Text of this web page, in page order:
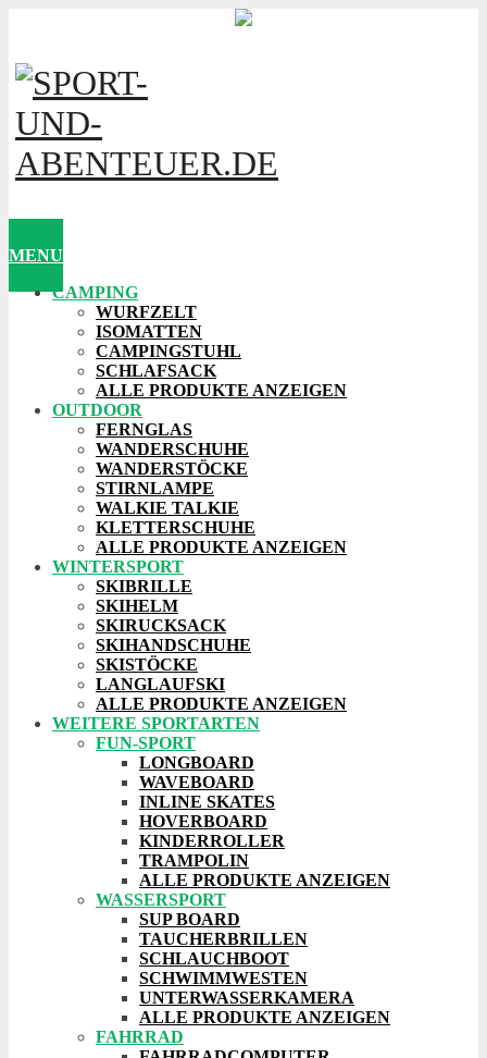
MENU
CAMPING
WURFZELT
ISOMATTEN
CAMPINGSTUHL
SCHLAFSACK
ALLE PRODUKTE ANZEIGEN
OUTDOOR
FERNGLAS
WANDERSCHUHE
WANDERSTÖCKE
STIRNLAMPE
WALKIE TALKIE
KLETTERSCHUHE
ALLE PRODUKTE ANZEIGEN
WINTERSPORT
SKIBRILLE
SKIHELM
SKIRUCKSACK
SKIHANDSCHUHE
SKISTÖCKE
LANGLAUFSKI
ALLE PRODUKTE ANZEIGEN
WEITERE SPORTARTEN
FUN-SPORT
LONGBOARD
WAVEBOARD
INLINE SKATES
HOVERBOARD
KINDERROLLER
TRAMPOLIN
ALLE PRODUKTE ANZEIGEN
WASSERSPORT
SUP BOARD
TAUCHERBRILLEN
SCHLAUCHBOOT
SCHWIMMWESTEN
UNTERWASSERKAMERA
ALLE PRODUKTE ANZEIGEN
FAHRRAD